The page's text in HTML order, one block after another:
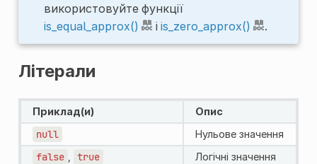
використовуйте функції
is_equal_approx()
і is_zero_approx() .
Літерали
Приклад(и) Опис
null Нульове значення
false true Логічні значення